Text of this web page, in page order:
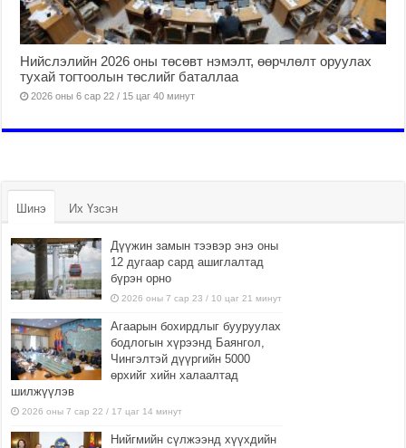
Нийслэлийн 2026 оны төсөвт нэмэлт, өөрчлөлт оруулах
тухай тогтоолын төслийг баталлаа
2026 оны 6 сар 22 / 15 цаг 40 минут
Шинэ Их Үзсэн
Дүүжин замын тээвэр энэ оны
12 дугаар сард ашиглалтад
бүрэн орно
2026 оны 7 сар 23 / 10 цаг 21 минут
Агаарын бохирдлыг бууруулах
бодлогын хүрээнд Баянгол,
Чингэлтэй дүүргийн 5000
өрхийг хийн халаалтад
шилжүүлэв
2026 оны 7 сар 22 / 17 цаг 14 минут
Нийгмийн сүлжээнд хүүхдийн